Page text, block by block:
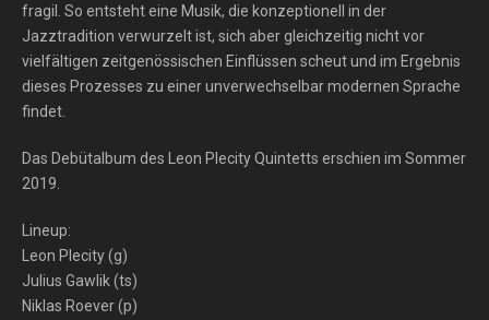
fragil. So entsteht eine Musik, die konzeptionell in der
Jazztradition verwurzelt ist, sich aber gleichzeitig nicht vor
vielfältigen zeitgenössischen Einflüssen scheut und im Ergebnis
dieses Prozesses zu einer unverwechselbar modernen Sprache
findet.
Das Debütalbum des Leon Plecity Quintetts erschien im Sommer
2019.
Lineup:
Leon Plecity (g)
Julius Gawlik (ts)
Niklas Roever (p)